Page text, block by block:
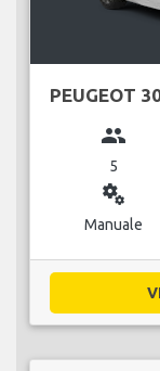
PEUGEOT
group
5
miscellaneous_services
Manuale